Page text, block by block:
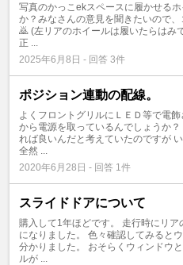
写真のかっこekスペースに履かせる
か？みなさんの意見を聞きたいので
🙇 (左リアのホイールは履いたらはみ
正 ...
2025年6月8日 - 回答 3件
ポジション連動の配線。
よくフロントグリルにＬＥＤ等で電
から電源を取っているんでしょうか
れば良いんだと考えていたのですが
全然 ...
2020年6月28日 - 回答 1件
スライドドアについて
購入して1年ほどです。 走行時にリア
になりました。 色々確認してみると
分かりました。 おそらくウィンドウ
ルが ...